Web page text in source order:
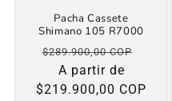
Pacha Cassete
Shimano 105 R7000
Precio
habitual
$289.900,00 COP
oferta
A partir de
$219.900,00 COP